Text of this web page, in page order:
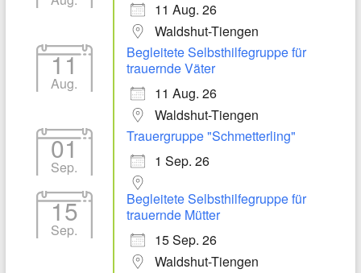
11 Aug. 26
Waldshut-Tiengen
11
Aug.
Begleitete Selbsthilfegruppe für
trauernde Väter
11 Aug. 26
Waldshut-Tiengen
01
Sep.
Trauergruppe "Schmetterling"
1 Sep. 26
15
Sep.
Begleitete Selbsthilfegruppe für
trauernde Mütter
15 Sep. 26
Waldshut-Tiengen